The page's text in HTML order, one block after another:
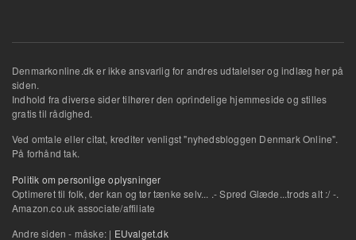
Denmarkonline.dk er ikke ansvarlig for andres udtalelser og indlæg her på
siden.
Indhold fra diverse sider tilhører den oprindelige hjemmeside og stilles
gratis til rådighed.
Ved omtale eller citat, krediter venligst "nyhedsbloggen Denmark Online".
På forhånd tak.
Politik om personlige oplysninger
Optimeret til folk, der kan og tør tænke selv... .- Spred Glæde...trods alt :/ -.
Amazon.co.uk associate/affiliate
Andre siden - måske: | EUvalget.dk